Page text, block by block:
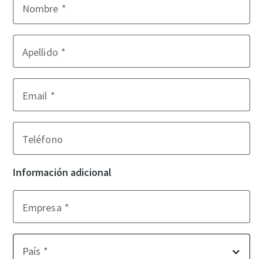
Nombre
Apellido
Email
Teléfono
Información adicional
Empresa
País